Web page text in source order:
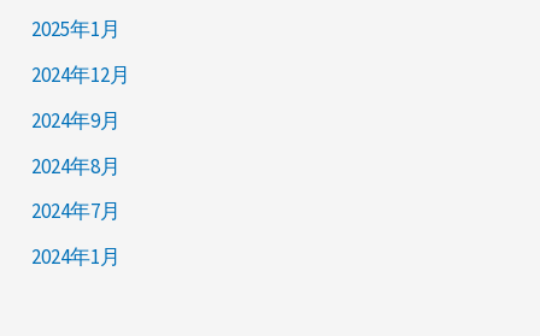
2025年1月
2024年12月
2024年9月
2024年8月
2024年7月
2024年1月